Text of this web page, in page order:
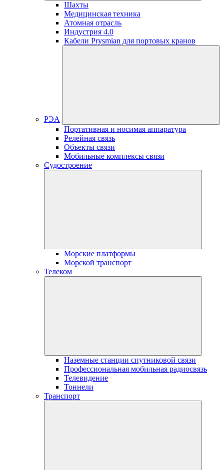
Шахты
Медицинская техника
Атомная отрасль
Индустрия 4.0
Кабели Prysmian для портовых кранов
РЭА
Портативная и носимая аппаратура
Релейная связь
Объекты связи
Мобильные комплексы связи
Судостроение
Морские платформы
Морской транспорт
Телеком
Наземные станции спутниковой связи
Профессиональная мобильная радиосвязь
Телевидение
Тоннели
Транспорт